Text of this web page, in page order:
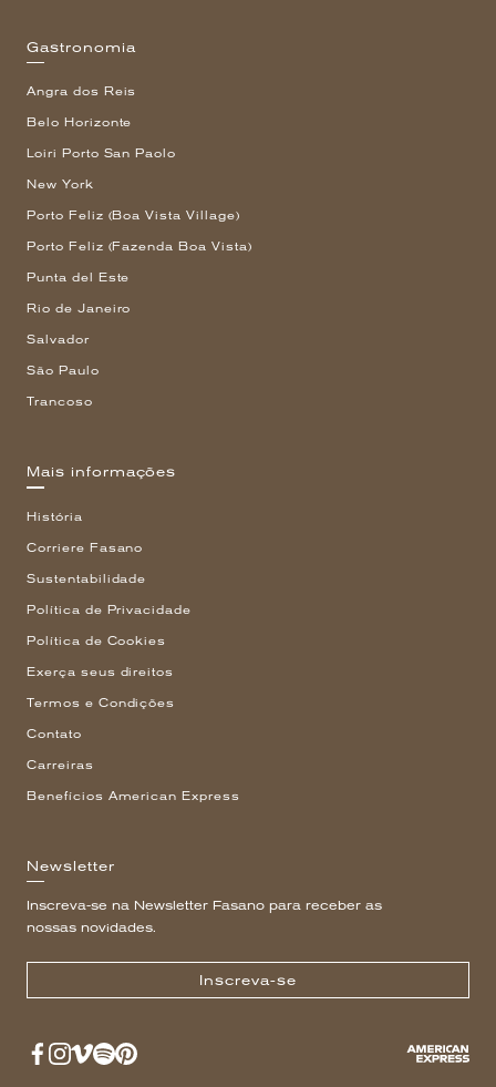
Gastronomia
Angra dos Reis
Belo Horizonte
Loiri Porto San Paolo
New York
Porto Feliz (Boa Vista Village)
Porto Feliz (Fazenda Boa Vista)
Punta del Este
Rio de Janeiro
Salvador
São Paulo
Trancoso
Mais informações
História
Corriere Fasano
Sustentabilidade
Política de Privacidade
Política de Cookies
Exerça seus direitos
Termos e Condições
Contato
Carreiras
Benefícios American Express
Newsletter
Inscreva-se na Newsletter Fasano para receber as
nossas novidades.
Inscreva-se